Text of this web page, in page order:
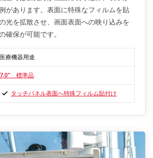
があります。表面に特殊なフィルムを貼
光を拡散させ、画面表面への映り込みを
確保が可能です。
医療機器用途
7.0” 標準品
タッチパネル表面へ特殊フィルム貼付け